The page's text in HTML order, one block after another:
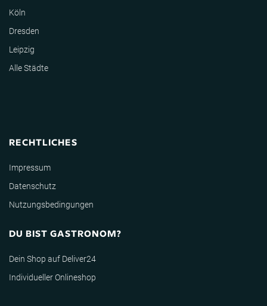
Köln
Dresden
Leipzig
Alle Städte
RECHTLICHES
Impressum
Datenschutz
Nutzungsbedingungen
DU BIST GASTRONOM?
Dein Shop auf Deliver24
Individueller Onlineshop